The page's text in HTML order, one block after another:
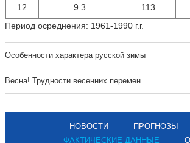
12 9.3 113
Период осреднения: 1961-1990 г.г.
Особенности характера русской зимы
Весна! Трудности весенних перемен
НОВОСТИ
ПРОГНОЗЫ
ФАКТИЧЕСКИЕ ДАННЫЕ